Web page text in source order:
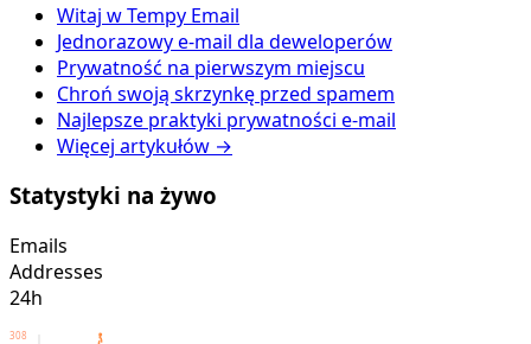
Witaj w Tempy Email
Jednorazowy e-mail dla deweloperów
Prywatność na pierwszym miejscu
Chroń swoją skrzynkę przed spamem
Najlepsze praktyki prywatności e-mail
Więcej artykułów →
Statystyki na żywo
Emails
Addresses
24h
308